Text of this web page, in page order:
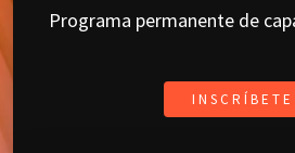
Programa permanente de
INSCRÍBETE